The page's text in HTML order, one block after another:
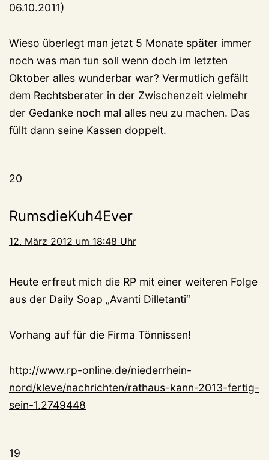
06.10.2011)
Wieso überlegt man jetzt 5 Monate später immer
noch was man tun soll wenn doch im letzten
Oktober alles wunderbar war? Vermutlich gefällt
dem Rechtsberater in der Zwischenzeit vielmehr
der Gedanke noch mal alles neu zu machen. Das
füllt dann seine Kassen doppelt.
20
RumsdieKuh4Ever
12. März 2012 um 18:48 Uhr
Heute erfreut mich die RP mit einer weiteren Folge
aus der Daily Soap „Avanti Dilletanti“
Vorhang auf für die Firma Tönnissen!
http://www.rp-online.de/niederrhein-
nord/kleve/nachrichten/rathaus-kann-2013-fertig-
sein-1.2749448
19